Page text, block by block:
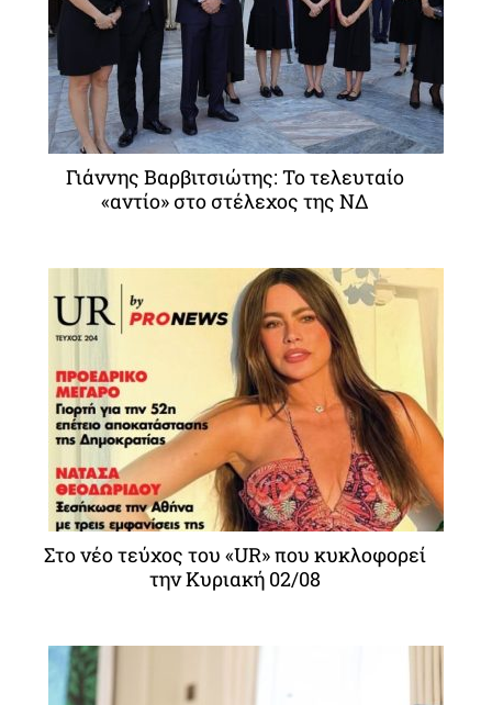
Γιάννης Βαρβιτσιώτης: Το τελευταίο
«αντίο» στο στέλεχος της ΝΔ
Στο νέο τεύχος του «UR» που κυκλοφορεί
την Κυριακή 02/08